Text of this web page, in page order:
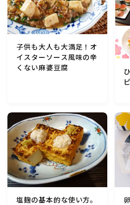
子供も大人も大満足！オ
イスターソース風味の辛
くない麻婆豆腐
塩麹の基本的な使い方。